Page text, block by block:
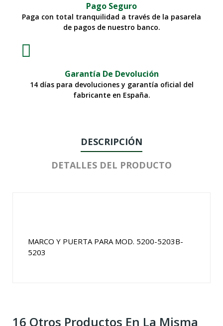
Pago Seguro
Paga con total tranquilidad a través de la pasarela
de pagos de nuestro banco.
Garantía De Devolución
14 días para devoluciones y garantía oficial del
fabricante en España.
DESCRIPCIÓN
DETALLES DEL PRODUCTO
MARCO Y PUERTA PARA MOD. 5200-5203B-
5203
16 Otros Productos En La Misma